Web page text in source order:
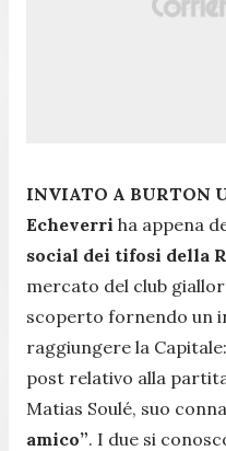
INVIATO A BURTON
Echeverri ha appena
social dei tifosi della
mercato del club
scoperto fornendo un
raggiungere la
post relativo alla
Matias Soulé, suo
amico”. I due si